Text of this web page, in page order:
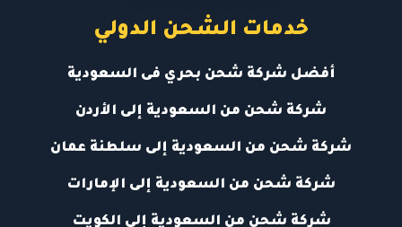
خدمات الشحن الدولي
أفضل شركة شحن بحري فى السعودية
شركة شحن من السعودية إلى الأردن
شركة شحن من السعودية إلى سلطنة عمان
شركة شحن من السعودية إلى الإمارات
شركة شحن من السعودية إلى الكويت